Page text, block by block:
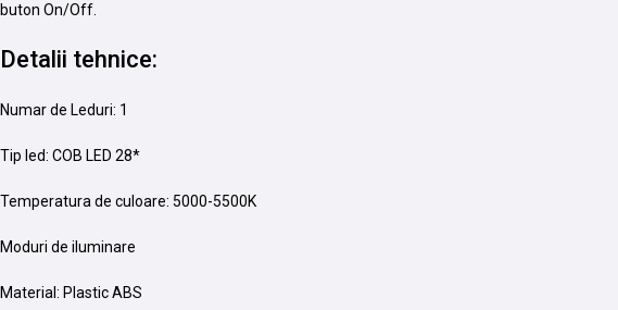
buton On/Off.
Detalii tehnice:
Numar de Leduri: 1
Tip led: COB LED 28*
Temperatura de culoare: 5000-5500K
Moduri de iluminare
Material: Plastic ABS